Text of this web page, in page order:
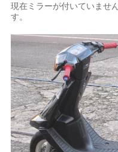
現在ミラーが付いていませ
す。